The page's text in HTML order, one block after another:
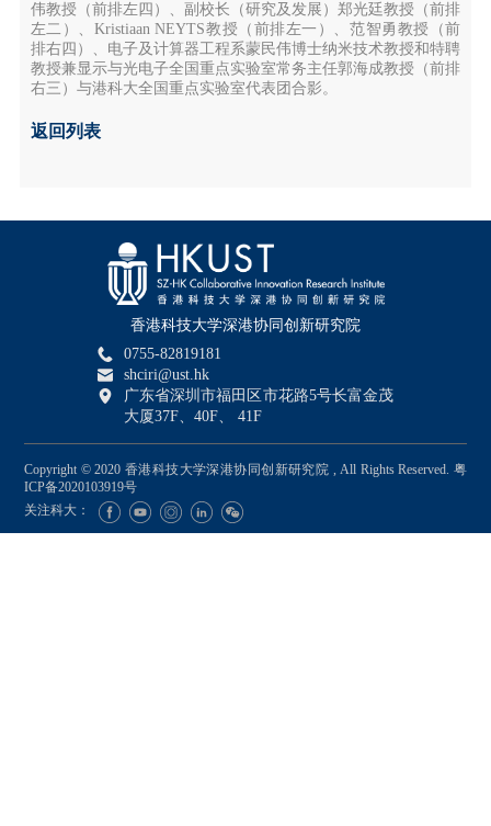
伟教授（前排左四）、副校长（研究及发展）郑光廷教授（前排
左二）、Kristiaan NEYTS教授（前排左一）、范智勇教授（前
排右四）、电子及计算器工程系蒙民伟博士纳米技术教授和特聘
教授兼显示与光电子全国重点实验室常务主任郭海成教授（前排
右三）与港科大全国重点实验室代表团合影。
返回列表
香港科技大学深港协同创新研究院
0755-82819181
shciri@ust.hk
广东省深圳市福田区市花路5号长富金茂
大厦37F、40F、 41F
Copyright © 2020 香港科技大学深港协同创新研究院 , All Rights Reserved. 粤
ICP备2020103919号
关注科大：